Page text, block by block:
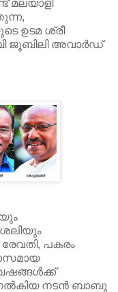
മലയാളി
ഉടമ ശ്രീ
ജൂബിലി അവാര്‍ഡ്
പകരം
നടന്‍ ബാബു